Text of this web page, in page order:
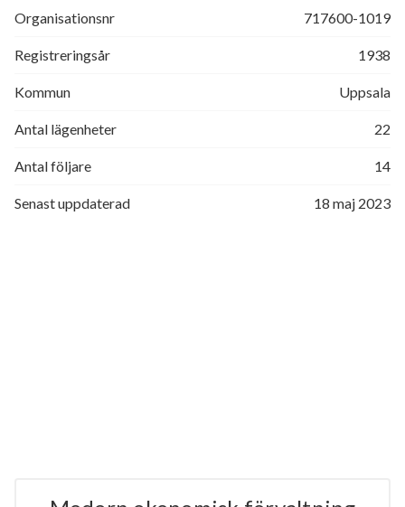
Organisationsnr 717600-1019
Registreringsår 1938
Kommun Uppsala
Antal lägenheter 22
Antal följare 14
Senast uppdaterad 18 maj 2023